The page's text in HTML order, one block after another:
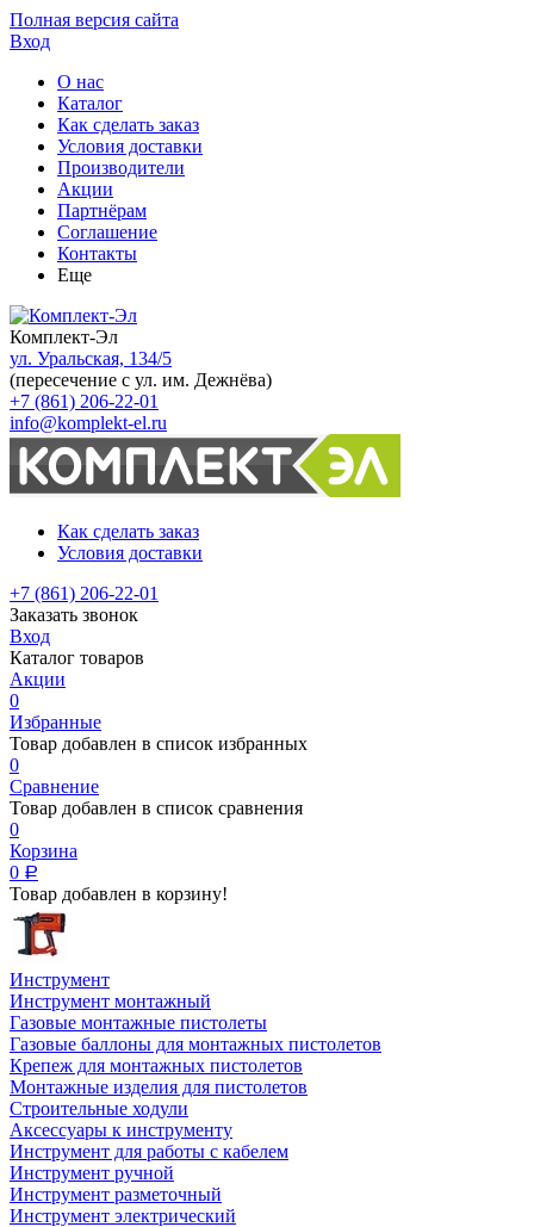
Полная версия сайта
Вход
О нас
Каталог
Как сделать заказ
Условия доставки
Производители
Акции
Партнёрам
Соглашение
Контакты
Еще
Комплект-Эл
ул. Уральская, 134/5
(пересечение с ул. им. Дежнёва)
+7 (861) 206-22-01
info@komplekt-el.ru
Как сделать заказ
Условия доставки
+7 (861) 206-22-01
Заказать звонок
Вход
Каталог товаров
Акции
0
Избранные
Товар добавлен в список избранных
0
Сравнение
Товар добавлен в список сравнения
0
Корзина
0 Р
Товар добавлен в корзину!
Инструмент
Инструмент монтажный
Газовые монтажные пистолеты
Газовые баллоны для монтажных пистолетов
Крепеж для монтажных пистолетов
Монтажные изделия для пистолетов
Строительные ходули
Аксессуары к инструменту
Инструмент для работы с кабелем
Инструмент ручной
Инструмент разметочный
Инструмент электрический